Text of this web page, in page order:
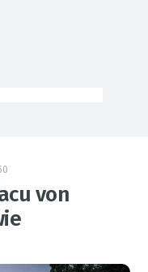
von